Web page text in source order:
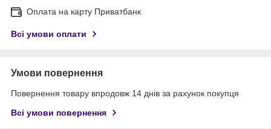
Оплата на карту Приватбанк
Всі умови оплати
Умови повернення
Повернення товару впродовж 14 днів за рахунок покупця
Всі умови повернення